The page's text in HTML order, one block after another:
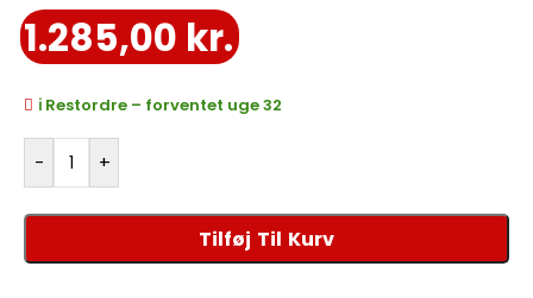
1.285,00 kr.
ℹ️ Restordre – forventet uge 32
- +
Tilføj Til Kurv